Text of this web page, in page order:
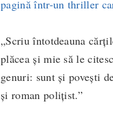
pagină într-un thriller
„Scriu întotdeauna
plăcea şi mie să le
genuri: sunt şi poveşti
şi roman poliţist.”